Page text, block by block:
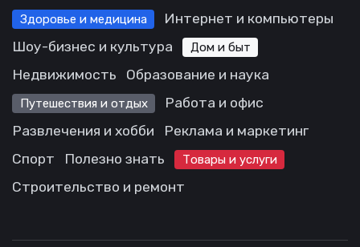
Здоровье и медицина
Интернет и компьютеры
Шоу-бизнес и культура
Дом и быт
Недвижимость Образование и наука
Путешествия и отдых
Работа и офис
Развлечения и хобби
Реклама и маркетинг
Спорт
Полезно знать Товары и услуги
Строительство и ремонт